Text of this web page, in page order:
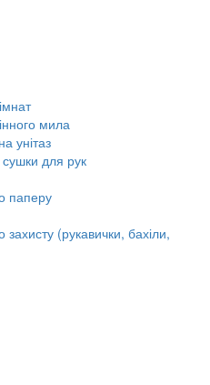
мила
унітаз
для рук
паперу
захисту (рукавички, бахіли,